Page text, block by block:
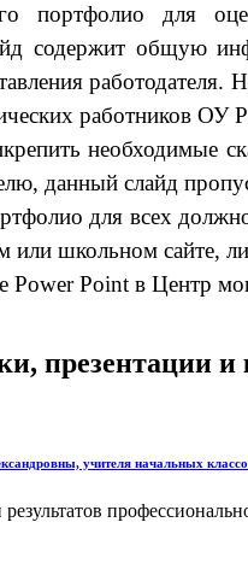
портфолио для
содержит общую
работников
необходимые
данный слайд
для всех
или школьном сайте,
Point в Центр
презентации
учителя начальных